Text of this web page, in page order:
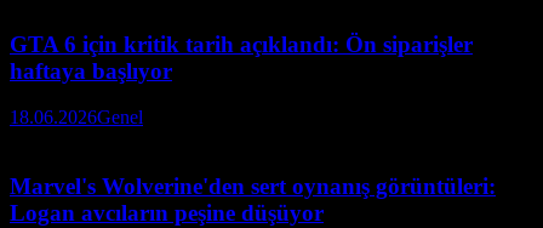
GTA 6 için kritik tarih açıklandı: Ön siparişler
haftaya başlıyor
18.06.2026Genel
Marvel's Wolverine'den sert oynanış görüntüleri:
Logan avcıların peşine düşüyor